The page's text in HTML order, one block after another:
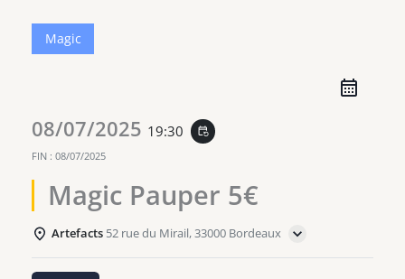
Magic
08/07/2025 19:30 event_repeat
FIN : 08/07/2025
Magic Pauper 5€
Artefacts 52 rue du Mirail, 33000 Bordeaux